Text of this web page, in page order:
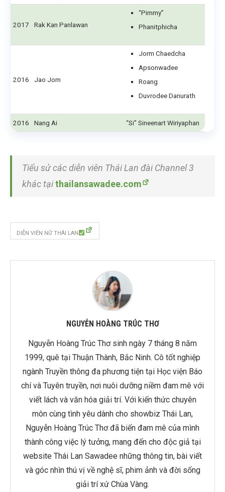
2017 Rak Kan Panlawan
“Pimmy”
Phanitphicha
2016 Jao Jom
Jorm Chaedcha
Apsonwadee
Roang
Duvrodee Danurath
2016 Nang Ai “Si” Sineenart Wiriyaphan
Tiểu sử các diễn viên Thái Lan đài Channel 3
khác tạithailansawadee.com
DIỄN VIÊN NỮ THÁI LAN
NGUYỄN HOÀNG TRÚC THƠ
Nguyễn Hoàng Trúc Thơ sinh ngày 7 tháng 8 năm
1999, quê tại Thuận Thành, Bắc Ninh. Cô tốt nghiệp
ngành Truyền thông đa phương tiện tại Học viện Báo
chí và Tuyên truyền, nơi nuôi dưỡng niềm đam mê với
viết lách và văn hóa giải trí. Với kiến thức chuyên
môn cùng tình yêu dành cho showbiz Thái Lan,
Nguyễn Hoàng Trúc Thơ đã biến đam mê của mình
thành công việc lý tưởng, mang đến cho độc giả tại
website Thái Lan Sawadee những thông tin, bài viết
và góc nhìn thú vị về nghệ sĩ, phim ảnh và đời sống
giải trí xứ Chùa Vàng.